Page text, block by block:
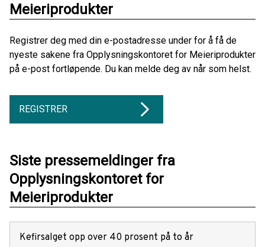
Meieriprodukter
Registrer deg med din e-postadresse under for å få de
nyeste sakene fra Opplysningskontoret for Meieriprodukter
på e-post fortløpende. Du kan melde deg av når som helst.
REGISTRER
Siste pressemeldinger fra
Opplysningskontoret for
Meieriprodukter
Kefirsalget opp over 40 prosent på to år